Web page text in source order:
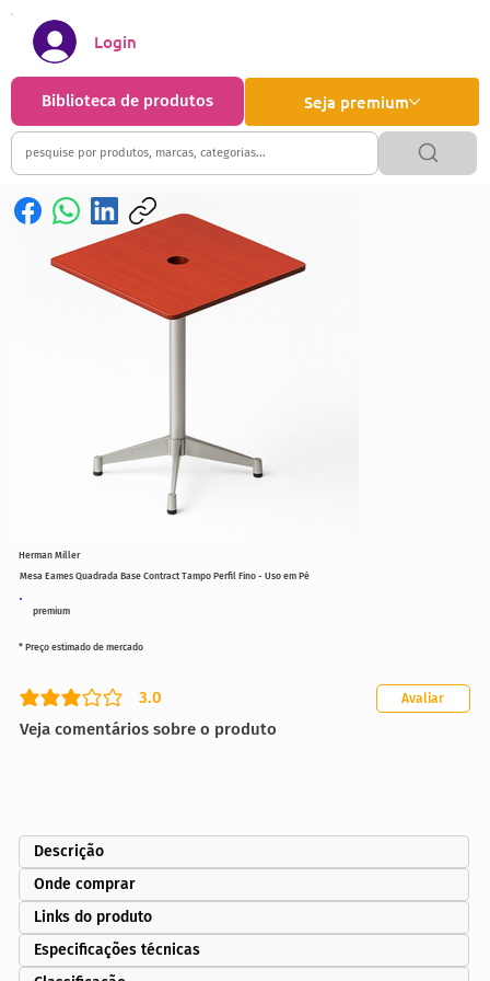
Seja premium
Biblioteca de produtos
Login
premium
Mesa Eames Quadrada Base Contract Tampo Perfil Fino - Uso em Pé
3.0
classificação média é 3 de 5
Veja comentários sobre o produto
Avaliar
* Preço estimado de mercado
Herman Miller
Descrição
Onde comprar
Links do produto
Especificações técnicas